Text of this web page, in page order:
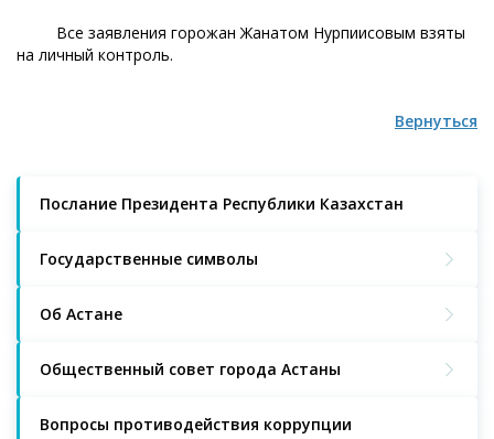
Послание Президента Республики Казахстан
Государственные символы
Об Астане
Общественный совет города Астаны
Вопросы противодействия коррупции
Все заявления горожан Жанатом Нурпиисовым взяты
на личный контроль.
Вернуться